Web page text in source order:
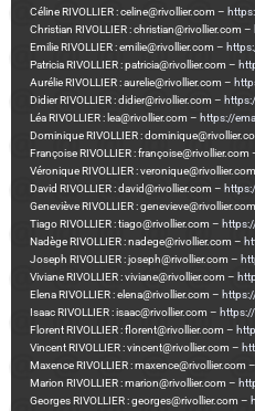
Céline RIVOLLIER : celine@rivollier.com –
Christian RIVOLLIER : christian@rivollier.com –
Emilie RIVOLLIER : emilie@rivollier.com –
Patricia RIVOLLIER : patricia@rivollier.com –
Aurélie RIVOLLIER : aurelie@rivollier.com –
Didier RIVOLLIER : didier@rivollier.com –
Léa RIVOLLIER : lea@rivollier.com – https://
Dominique RIVOLLIER :
Françoise RIVOLLIER : françoise@rivollier.com
Véronique RIVOLLIER :
David RIVOLLIER : david@rivollier.com –
Geneviève RIVOLLIER :
Tiago RIVOLLIER : tiago@rivollier.com –
Nadège RIVOLLIER : nadege@rivollier.com –
Joseph RIVOLLIER : joseph@rivollier.com –
Viviane RIVOLLIER : viviane@rivollier.com –
Elena RIVOLLIER : elena@rivollier.com –
Isaac RIVOLLIER : isaac@rivollier.com –
Florent RIVOLLIER : florent@rivollier.com –
Vincent RIVOLLIER : vincent@rivollier.com –
Maxence RIVOLLIER : maxence@rivollier.com –
Marion RIVOLLIER : marion@rivollier.com –
Georges RIVOLLIER : georges@rivollier.com –